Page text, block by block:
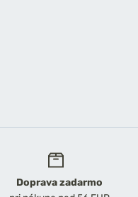
Doprava zadarmo